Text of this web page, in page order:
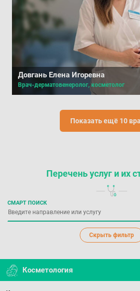
Довгань Елена Игоревна
Врач-дерматовенеролог, косметолог
Показать ещё 10
Перечень услуг и их
СМАРТ ПОИСК
Скрыть фильтр
Косметология